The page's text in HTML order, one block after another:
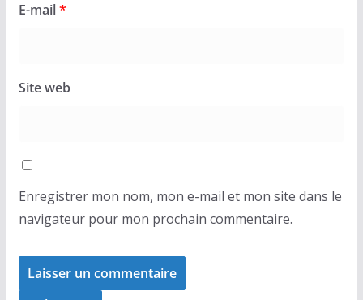
E-mail*
Site web
Enregistrer mon nom, mon e-mail et mon site dans le
navigateur pour mon prochain commentaire.